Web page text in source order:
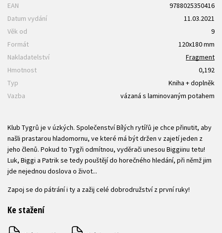
EAN
9788025350416
Datum vydání
11.03.2021
Věk od
9
Formát
120x180 mm
Nakladatelství
Fragment
Hmotnost
0,192
Typ
Kniha + doplněk
Vazba
vázaná s laminovaným potahem
Klub Tygrů je v úzkých. Společenství Bílých rytířů je chce přinutit, aby
našli prastarou hladomornu, ve které má být držen v zajetí jeden z
jeho členů. Pokud to Tygři odmítnou, vyděrači unesou Biggiinu tetu!
Luk, Biggi a Patrik se tedy pouštějí do horečného hledání, při němž jim
jde nejednou doslova o život...
Zapoj se do pátrání i ty a zažij celé dobrodružství z první ruky!
Ke stažení